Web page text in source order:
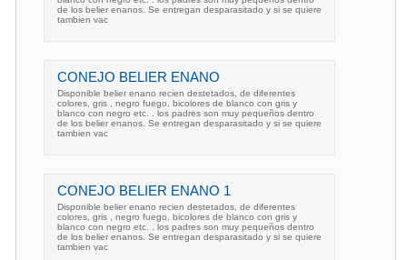
de los belier enanos. Se entregan desparasitado y si se quiere
tambien vac
CONEJO BELIER ENANO
Disponible belier enano recien destetados, de diferentes
colores, gris , negro fuego, bicolores de blanco con gris y
blanco con negro etc. . los padres son muy pequeños dentro
de los belier enanos. Se entregan desparasitado y si se quiere
tambien vac
CONEJO BELIER ENANO 1
Disponible belier enano recien destetados, de diferentes
colores, gris , negro fuego, bicolores de blanco con gris y
blanco con negro etc. . los padres son muy pequeños dentro
de los belier enanos. Se entregan desparasitado y si se quiere
tambien vac